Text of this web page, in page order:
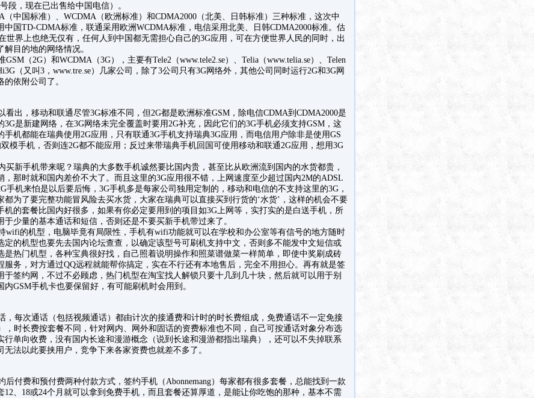
段，现在已出售给中国电信）。
中国标准）、WCDMA（欧洲标准）和CDMA2000（北美、日韩标准）三种标准，这次中
中国TD-CDMA标准，联通采用欧洲WCDMA标准，电信采用北美、日韩CDMA2000标准。估
世界上也绝无仅有，任何人到中国都无需担心自己的3G应用，可在方便世界人民的同时，出
目的地的网络情况。
（2G）和WCDMA（3G），主要有Tele2（www.tele2.se）、Telia（www.telia.se）、Telen
（又叫3，www.tre.se）几家公司，除了3公司只有3G网络外，其他公司同时运行2G和3G网
的依附公司了。
出，移动和联通尽管3G标准不同，但2G都是欧洲标准GSM，除电信CDMA到CDMA2000是
3G是新建网络，在3G网络未完全覆盖时要用2G补充，因此它们的3G手机必须支持GSM，这
手机都能在瑞典使用2G应用，只有联通3G手机支持瑞典3G应用，而电信用户除非是使用GS
模手机，否则连2G都不能应用；反过来带瑞典手机回国可使用移动和联通2G应用，想用3G
新手机带来呢？瑞典的大多数手机诚然要比国内贵，甚至比从欧洲流到国内的水货都贵，
，那时就和国内差价不大了。而且这里的3G应用很不错，上网速度至少超过国内2M的ADSL
手机来怕是以后要后悔，3G手机多是每家公司独用定制的，移动和电信的不支持这里的3G，
都为了要完整功能冒风险去买水货，大家在瑞典可以直接买到行货的‘水货’，这样的机会不要
机的套餐比国内好很多，如果有你必定要用到的项目如3G上网等，实打实的是白送手机，所
于少量的基本通话和短信，否则还是不要买新手机带过来了。
的机型，电脑毕竟有局限性，手机有wifi功能就可以在学校和办公室等有信号的地方随时
定的机型也要先去国内论坛查查，以确定该型号可刷机支持中文，否则多不能发中文短信或
是热门机型，各种宝典很好找，自己照着说明操作和照菜谱做菜一样简单，即使中奖刷成砖
服务，对方通过QQ远程就能帮你搞定，实在不行还有本地售后，完全不用担心。再有就是签
于签约网，不过不必顾虑，热门机型在淘宝找人解锁只要十几到几十块，然后就可以用于别
GSM手机卡也要保留好，有可能刷机时会用到。
每次通话（包括视频通话）都由计次的接通费和计时的时长费组成，免费通话不一定免接
，时长费按套餐不同，针对网内、网外和固话的资费标准也不同，自己可按通话对象分布选
行单向收费，没有国内长途和漫游概念（说到长途和漫游都指出瑞典），还可以不失掉联系
无法以此要挟用户，竞争下来各家资费也就差不多了。
付费和预付费两种付款方式，签约手机（Abonnemang）每家都有很多套餐，总能找到一款
12、18或24个月就可以拿到免费手机，而且套餐还算厚道，是能让你吃饱的那种，基本不需